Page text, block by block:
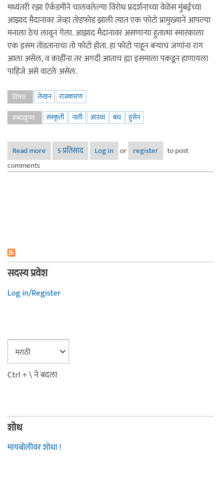
मध्यंतरी रझा ऍकॅडमीने चालवलेल्या विरोध प्रदर्शनाच्या वेळेस मुंबईच्या
आझाद मैदानावर जेव्हा तोडफोड झाली त्यात एक फोटो प्रामुख्याने आपल्या
मनाला ठेच लावून गेला. आझाद मैदानावर असणाऱ्या हुतात्मा स्मारकाला
एक इसम तोडतानाचा तो फोटो होता. हा फोटो पाहून बऱ्याच जणांना राग
आला असेल, व काहींना तर अगदी आताच ह्या इसमाला पकडून हाणायला
पाहिजे असे वाटले असेल.
विषय: लेखन
राजकारण
शब्दखुणा:
संस्कृती नाती आस्था बंध हुसेन
Read more about आस्थेचे बंध
5 प्रतिसाद Log in or register
to post
comments
सदस्य प्रवेश
Log in/Register
Ctrl + \ ने बदला
शोध
मायबोलीवर शोधा !